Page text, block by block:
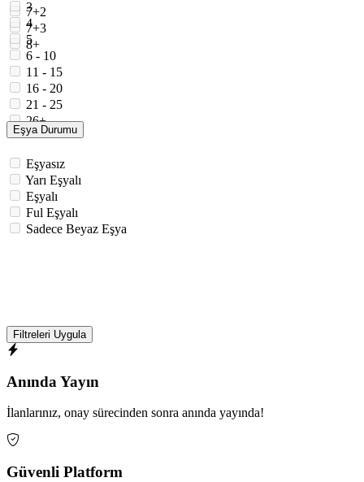
7+2
7+3
8+
3
4
5
6 - 10
11 - 15
16 - 20
21 - 25
26+
Eşya Durumu
Eşyasız
Yarı Eşyalı
Eşyalı
Ful Eşyalı
Sadece Beyaz Eşya
Filtreleri Uygula
Anında Yayın
İlanlarınız, onay sürecinden sonra anında yayında!
Güvenli Platform